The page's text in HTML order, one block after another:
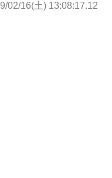
02/16(土) 13:08:17.12